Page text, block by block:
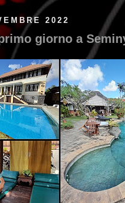
2022
giorno a